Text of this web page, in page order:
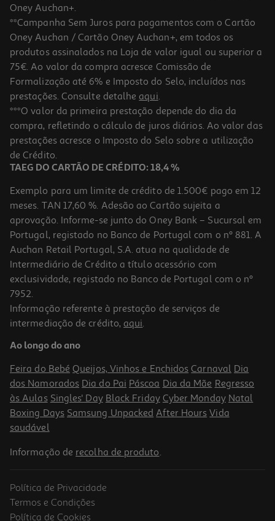
4.5
Gloss De Lábios Catrice Filler Supreme 050 32ml
1330 €/Lt
3,99 €
Gloss Em Stick Catrice Glass Like 010 3g
1763.33 €/Kg
5,29 €
Oney Auchan+.
**Campanha Sem Juros para pagamentos com o Cartão
Oney Auchan / Cartão Oney Auchan+, em todos os
produtos assinalados na Loja de valor igual ou superior a
75€. Ao valor da compra acresce Comissão de
Formalização até 6% e Imposto do Selo, incluídos nas
prestações. Consulte detalhe aqui.
***O valor da primeira prestação depende do dia da
compra, refletindo o cálculo de juros diários. Ao valor das
prestações acresce o Imposto do Selo sobre a utilização
de Crédito.
TAEG DO CARTÃO DE CRÉDITO: 18,4 %
Exemplo para um limite de crédito de 1.500€ pago em 12
meses. TAN 17,60 %. Adesão ao Cartão sujeita a
aprovação. Informe-se junto do Oney Bank – Sucursal em
Portugal, registado no Banco de Portugal com o nº 881. A
Auchan Retail Portugal, S.A. atua na qualidade de
Intermediário de Crédito a título acessório com
exclusividade, registado no Banco de Portugal com o nº
7952.
Informação referente à prestação de serviços de
intermediação de crédito, aqui.
Ao longo do ano
Feira do Bebé Queijos, Vinhos e Enchidos Carnaval Dia
dos Namorados Dia do Pai Páscoa Dia da Mãe Regresso
às Aulas Singles' Day Black Friday Cyber Monday Natal
Boxing Days Samsung Unpacked After Hours Vida
saudável
Informação de recolha de produto.
Política de Privacidade
Termos e Condições
Política de Cookies